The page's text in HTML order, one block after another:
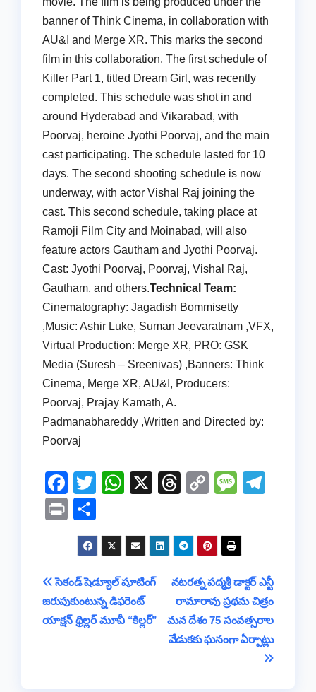
banner of Think Cinema, in collaboration with
AU&I and Merge XR. This marks the second
film in this collaboration. The first schedule of
Killer Part 1, titled Dream Girl, was recently
completed. This schedule was shot in and
around Hyderabad and Vikarabad, with
Poorvaj, heroine Jyothi Poorvaj, and the main
cast participating. The schedule lasted for 10
days. The second shooting schedule is now
underway, with actor Vishal Raj joining the
cast. This second schedule, taking place at
Ramoji Film City and Moinabad, will also
feature actors Gautham and Jyothi Poorvaj.
Cast: Jyothi Poorvaj, Poorvaj, Vishal Raj,
Gautham, and others.Technical Team:
Cinematography: Jagadish Bommisetty
,Music: Ashir Luke, Suman Jeevaratnam ,VFX,
Virtual Production: Merge XR, PRO: GSK
Media (Suresh – Sreenivas) ,Banners: Think
Cinema, Merge XR, AU&I, Producers:
Poorvaj, Prajay Kamath, A.
Padmanabhareddy ,Written and Directed by:
Poorvaj
F
a
c
e
b
o
o
T
er
W
s
A
p
p
X
T
a
d
s
C
y
Li
n
k
M
a
g
e
a
m
Pr
in h
ar
e
Post
navigation
నటరత్న పద్మశ్రీ డాక్టర్ ఎన్టీ
రామారావు ప్రథమ చిత్రం
మన దేశం 75 సంవత్సరాల
వేడుకకు ఘనంగా ఏర్పాట్లు
సెకండ్ షెడ్యూల్ షూటింగ్
జరుపుకుంటున్న డిఫరెంట్
యాక్షన్ థ్రిల్లర్ మూవీ “కిల్లర్”